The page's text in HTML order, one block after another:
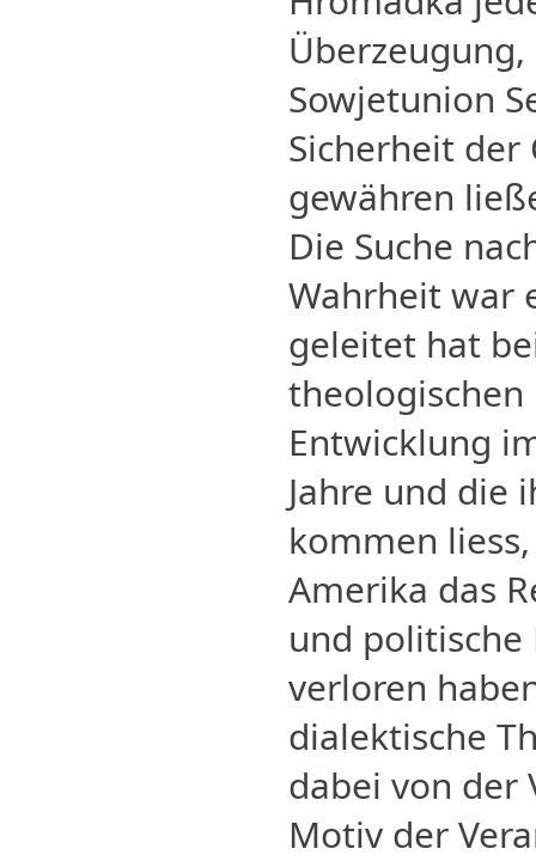
Sowjetunion
Sicherheit der
gewähren
Die Suche
Wahrheit war
geleitet hat
Entwicklung
Jahre und die
kommen
Amerika das
und
verloren
dialektische
dabei von der
Motiv der